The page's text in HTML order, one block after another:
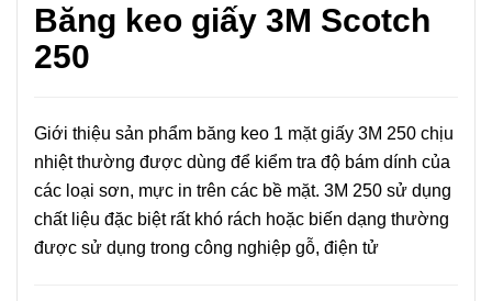
Băng keo giấy 3M Scotch
250
Giới thiệu sản phẩm băng keo 1 mặt giấy 3M 250 chịu
nhiệt thường được dùng để kiểm tra độ bám dính của
các loại sơn, mực in trên các bề mặt. 3M 250 sử dụng
chất liệu đặc biệt rất khó rách hoặc biến dạng thường
được sử dụng trong công nghiệp gỗ, điện tử